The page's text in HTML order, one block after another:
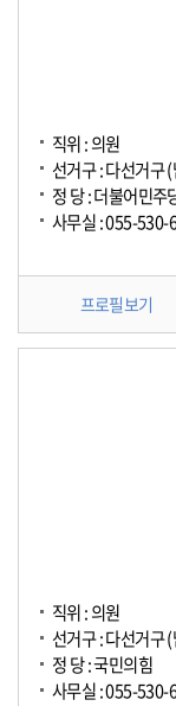
직위 : 의원
선거구 : 다선거구
정 당 : 더불어민주
사무실 : 055-530-
프로필보기
직위 : 의원
선거구 : 다선거구
정 당 : 국민의힘
사무실 : 055-530-